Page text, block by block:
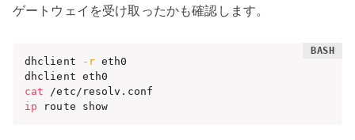
ゲートウェイを受け取ったかも確認します。
dhclient -r eth0
cat
ip route show